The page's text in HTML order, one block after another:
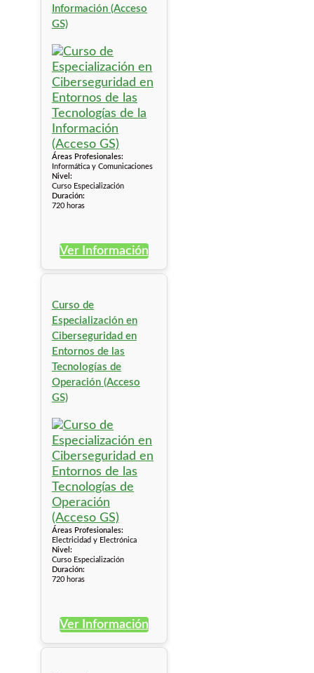
Información (Acceso
GS)
Áreas Profesionales:
Informática y Comunicaciones
Nivel:
Curso Especialización
Duración:
720 horas
Ver Información
Curso de
Especialización en
Ciberseguridad en
Entornos de las
Tecnologías de
Operación (Acceso
GS)
Áreas Profesionales:
Electricidad y Electrónica
Nivel:
Curso Especialización
Duración:
720 horas
Ver Información